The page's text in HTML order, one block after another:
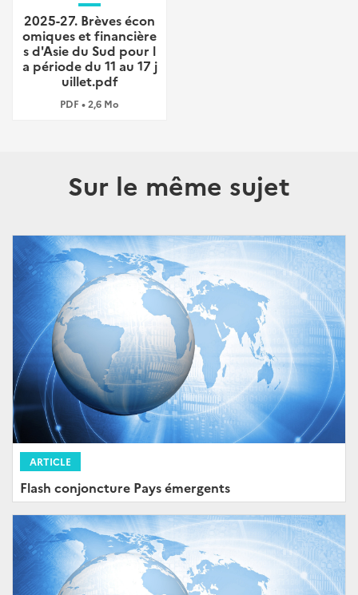
2025-27. Brèves écon
omiques et financière
s d'Asie du Sud pour l
a période du 11 au 17 j
uillet.pdf
PDF • 2,6 Mo
Sur le même sujet
ARTICLE
Flash conjoncture Pays émergents